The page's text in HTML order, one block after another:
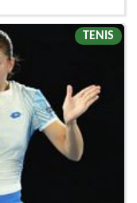
TENIS